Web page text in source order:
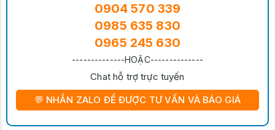
0904 570 339
0985 635 830
0965 245 630
--------------HOẶC--------------
Chat hỗ trợ trực tuyến
💬 NHẮN ZALO ĐỂ ĐƯỢC TƯ VẤN VÀ BÁO GIÁ